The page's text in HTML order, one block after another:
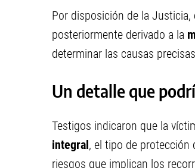
Por disposición de la Justicia,
posteriormente derivado a la
determinar las causas
Un detalle que
Testigos indicaron que la
integral, el tipo de protección
riesgos que implican los